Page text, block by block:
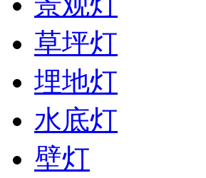
草坪灯
埋地灯
水底灯
壁灯